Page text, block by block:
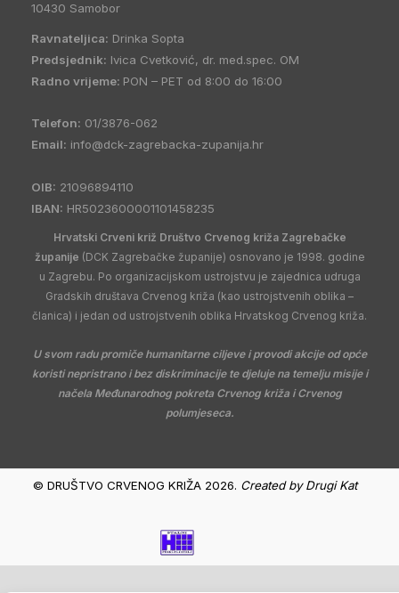
10430 Samobor
Ravnateljica: Drinka Sopta
Predsjednik: Ivica Cvetković, dr. med.spec. OM
Radno vrijeme: PON – PET od 8:00 do 16:00
Telefon: 01/3876-062
Email: info@dck-zagrebacka-zupanija.hr
OIB: 21096894110
IBAN: HR5023600001101458235
Hrvatski Crveni križ Društvo Crvenog križa Zagrebačke
županije (DCK Zagrebačke županije) osnovano je 1998. godine
u Zagrebu. Po organizacijskom ustrojstvu je zajednica udruga
Gradskih društava Crvenog križa (kao ustrojstvenih oblika –
članica) i jedan od ustrojstvenih oblika Hrvatskog Crvenog križa.
U svom radu promiče humanitarne ciljeve i provodi akcije od opće
koristi nepristrano i bez diskriminacije te djeluje na temelju misije i
načela Međunarodnog pokreta Crvenog križa i Crvenog
polumjeseca.
© DRUŠTVO CRVENOG KRIŽA 2026. Created byDrugi Kat